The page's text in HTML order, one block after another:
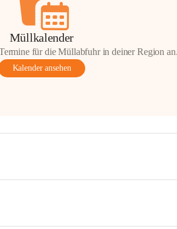
Müllkalender
für die Müllabfuhr in deiner Region
Kalender ansehen